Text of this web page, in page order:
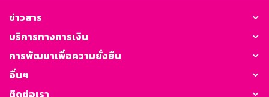
ข่าวสาร
บริการทางการเงิน
การพัฒนาเพื่อความยั่งยืน
อื่นๆ